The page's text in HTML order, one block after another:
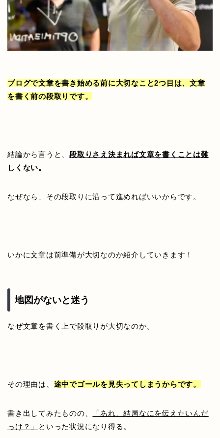
ブログで文章を書き始める前に大切なこと2つ目は、文章
を書く前の段取りです。
結論から言うと、段取りさえ決まれば文章を書くことは難
しくない。
なぜなら、その段取りに沿って進めればいいからです。
いかに文章は前準備が大切なのか紹介していきます！
地図がないと迷う
なぜ文章を書く上で段取りが大切なのか。
その理由は、 途中でゴールを見失ってしまうからです。
書き出してみたものの、
「あれ、結局なにを伝えたいんだ
っけ？」
といった状況になり得る。